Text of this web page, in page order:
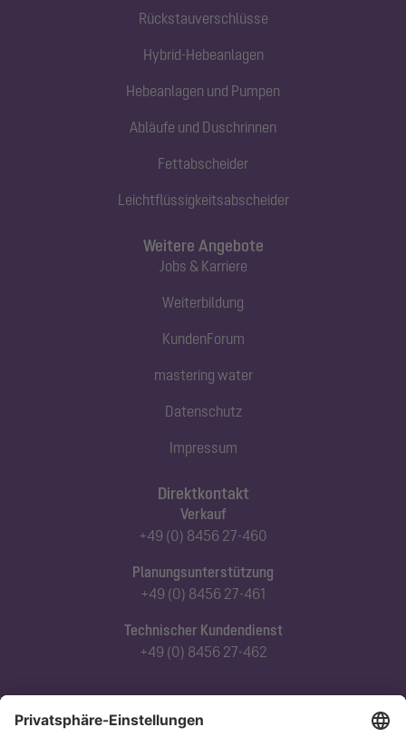
Rückstauverschlüsse
Hybrid-Hebeanlagen
Hebeanlagen und Pumpen
Abläufe und Duschrinnen
Fettabscheider
Leichtflüssigkeitsabscheider
Direktkontakt
Verkauf
+49 (0) 8456 27-460
Planungsunterstützung
+49 (0) 8456 27-461
Technischer Kundendienst
+49 (0) 8456 27-462
Abonnieren Sie unseren Newsletter
Weitere Angebote
Jobs & Karriere
Weiterbildung
KundenForum
mastering water
Datenschutz
Impressum